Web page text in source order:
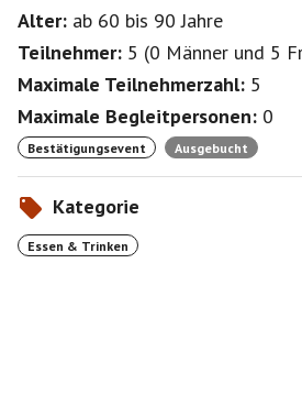
Alter: ab 60 bis 90Jahre
Teilnehmer: 5 (0 Männer und 5
Maximale Teilnehmerzahl: 5
Maximale Begleitpersonen: 0
Bestätigungsevent Ausgebucht
Kategorie
Essen & Trinken